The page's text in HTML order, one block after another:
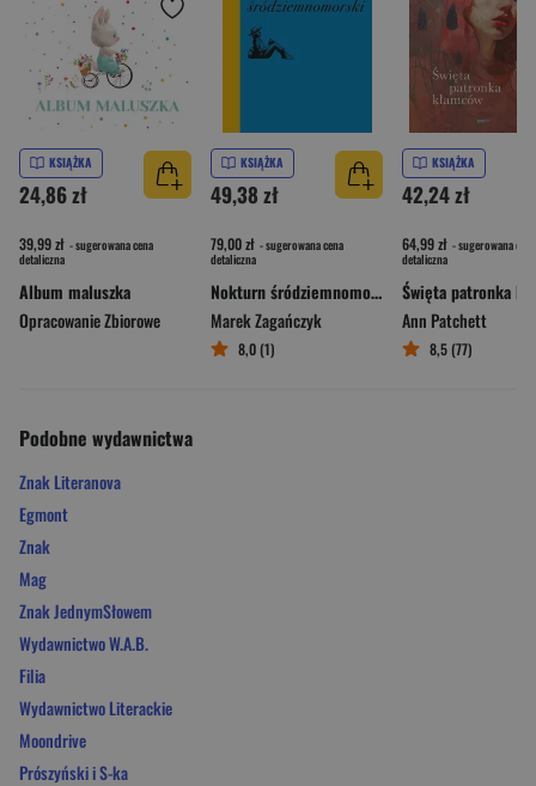
KSIĄŻKA
24,86 zł
39,99 zł - sugerowana cena
detaliczna
Album maluszka
Opracowanie Zbiorowe
KSIĄŻKA
49,38 zł
79,00 zł - sugerowana cena
detaliczna
Nokturn śródziemnomorski
Marek Zagańczyk
8,0 (1)
KSIĄŻKA
42,24 zł
64,99 zł - sugerowana cena
detaliczna
Ann Patchett
8,5 (77)
Podobne wydawnictwa
Znak Literanova
Egmont
Znak
Mag
Znak JednymSłowem
Wydawnictwo W.A.B.
Filia
Wydawnictwo Literackie
Moondrive
Prószyński i S-ka